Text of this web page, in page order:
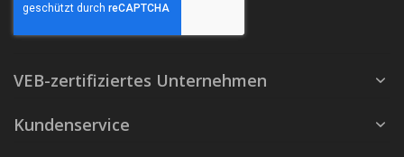
VEB-zertifiziertes Unternehmen
Kundenservice